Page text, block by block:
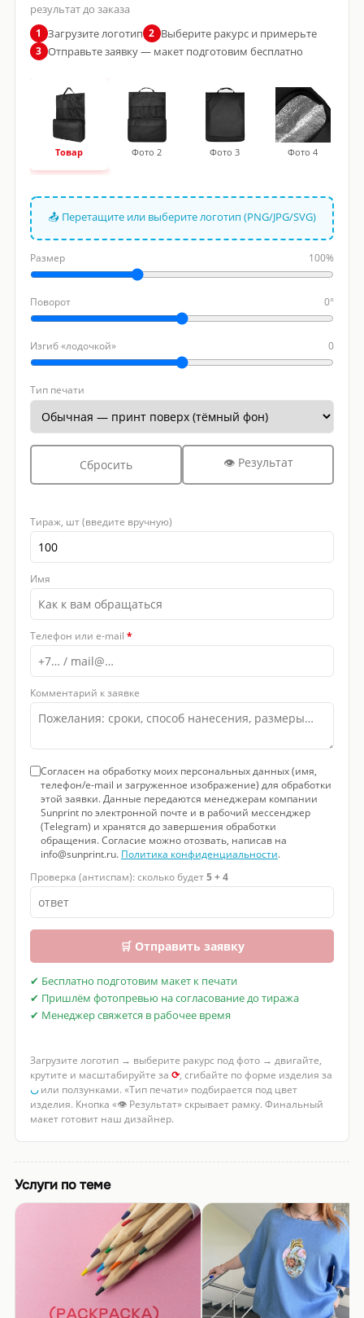
результат до заказа
1 Загрузите логотип 2 Выберите ракурс и примерьте
3 Отправьте заявку — макет подготовим бесплатно
Товар Фото 2 Фото 3 Фото 4
📤 Перетащите или выберите логотип (PNG/JPG/SVG)
Размер 100%
Поворот 0°
Изгиб «лодочкой» 0
Тип печати
Сбросить 👁 Результат
Тираж, шт (введите вручную)
Имя
Телефон или e-mail *
Комментарий к заявке
Согласен на обработку моих персональных данных (имя,
телефон/e-mail и загруженное изображение) для обработки
этой заявки. Данные передаются менеджерам компании
Sunprint по электронной почте и в рабочий мессенджер
(Telegram) и хранятся до завершения обработки
обращения. Согласие можно отозвать, написав на
info@sunprint.ru. Политика конфиденциальности.
Проверка (антиспам): сколько будет5 + 4
🛒 Отправить заявку
✔ Бесплатно подготовим макет к печати
✔ Пришлём фотопревью на согласование до тиража
✔ Менеджер свяжется в рабочее время
Загрузите логотип → выберите ракурс под фото → двигайте,
крутите и масштабируйте за ⟳, сгибайте по форме изделия за
◡или ползунками. «Тип печати» подбирается под цвет
изделия. Кнопка «👁 Результат» скрывает рамку. Финальный
макет готовит наш дизайнер.
Услуги по теме